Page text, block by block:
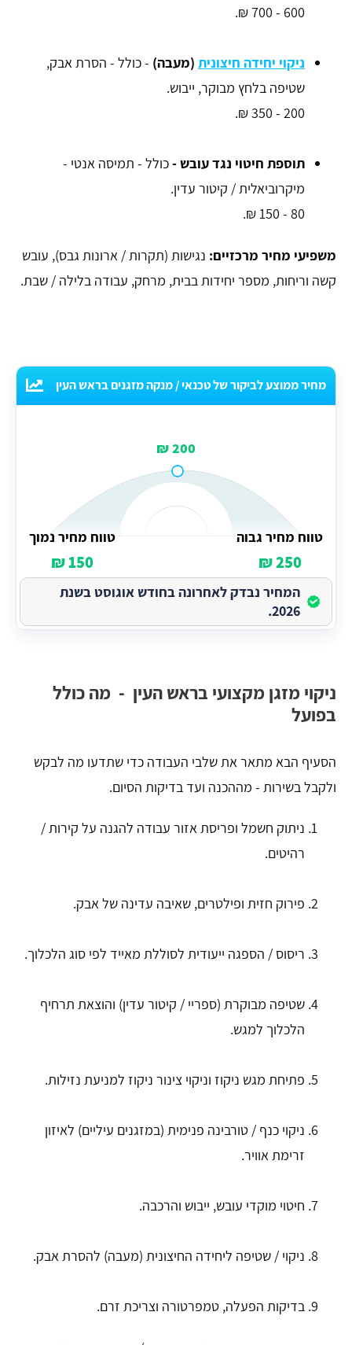
600 - 700 ₪.
ניקוי יחידה חיצונית (מעבה) - כולל - הסרת אבק,
שטיפה בלחץ מבוקר, ייבוש.
200 - 350 ₪.
תוספת חיטוי נגד עובש -כולל - תמיסה אנטי -
מיקרוביאלית / קיטור עדין.
80 - 150 ₪.
משפיעי מחיר מרכזיים: נגישות (תקרות / ארונות גבס), עובש
קשה וריחות, מספר יחידות בבית, מרחק, עבודה בלילה / שבת.
מחיר ממוצע לביקור של טכנאי / מנקה מזגנים בראש העין
200 ₪
טווח מחיר גבוה
250 ₪
טווח מחיר נמוך
150 ₪
המחיר נבדק לאחרונה בחודש אוגוסט בשנת
2026.
ניקוי מזגן מקצועי בראש העין - מה כולל
בפועל
הסעיף הבא מתאר את שלבי העבודה כדי שתדעו מה לבקש
ולקבל בשירות - מההכנה ועד בדיקות הסיום.
ניתוק חשמל ופריסת אזור עבודה להגנה על קירות /
רהיטים.
פירוק חזית ופילטרים, שאיבה עדינה של אבק.
ריסוס / הספגה ייעודית לסוללת מאייד לפי סוג הלכלוך.
שטיפה מבוקרת (ספריי / קיטור עדין) והוצאת תרחיף
הלכלוך למגש.
פתיחת מגש ניקוז וניקוי צינור ניקוז למניעת נזילות.
ניקוי כנף / טורבינה פנימית (במזגנים עיליים) לאיזון
זרימת אוויר.
חיטוי מוקדי עובש, ייבוש והרכבה.
ניקוי / שטיפה ליחידה החיצונית (מעבה) להסרת אבק.
בדיקות הפעלה, טמפרטורה וצריכת זרם.